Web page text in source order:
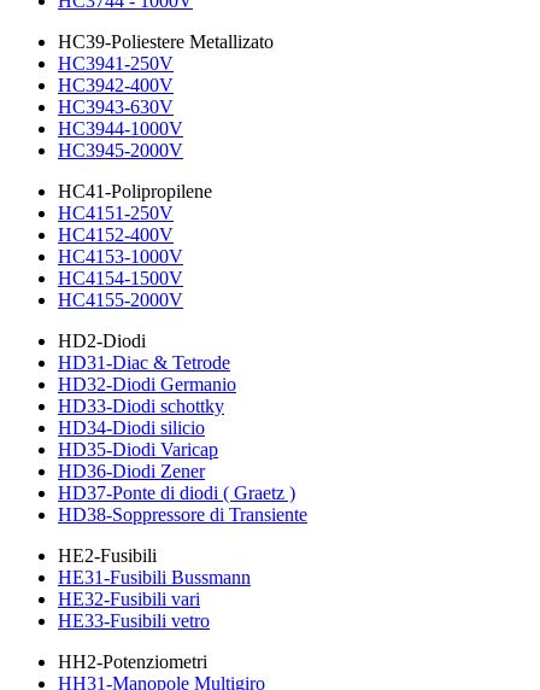
HC39-Poliestere Metallizato
HC3941-250V
HC3942-400V
HC3943-630V
HC3944-1000V
HC3945-2000V
HC41-Polipropilene
HC4151-250V
HC4152-400V
HC4153-1000V
HC4154-1500V
HC4155-2000V
HD2-Diodi
HD31-Diac & Tetrode
HD32-Diodi Germanio
HD33-Diodi schottky
HD34-Diodi silicio
HD35-Diodi Varicap
HD36-Diodi Zener
HD37-Ponte di diodi ( Graetz )
HD38-Soppressore di Transiente
HE2-Fusibili
HE31-Fusibili Bussmann
HE32-Fusibili vari
HE33-Fusibili vetro
HH2-Potenziometri
HH31-Manopole Multigiro